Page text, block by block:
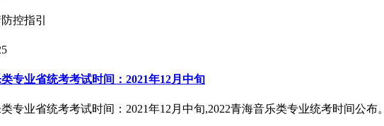
控指引
专业省统考考试时间：2021年12月中旬
专业省统考考试时间：2021年12月中旬,2022青海音乐类专业统考时间公布。